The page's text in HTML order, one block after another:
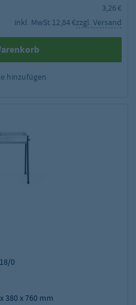
3,26 €
inkl. MwSt.12,84 €zzgl. Versand
hinzufügen
0
380 x 760 mm